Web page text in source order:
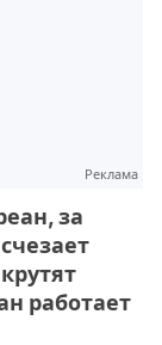
Реклама
за
работает